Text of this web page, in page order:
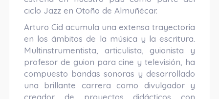
ciclo Jazz en Otoño de Almuñécar.
Arturo Cid acumula una extensa trayectoria
en los ámbitos de la música y la escritura.
Multinstrumentista, articulista, guionista y
profesor de guion para cine y televisión, ha
compuesto bandas sonoras y desarrollado
una brillante carrera como divulgador y
creador de proyectos didácticos con